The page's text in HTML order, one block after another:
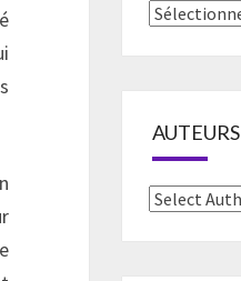
Thèmes
AUTEURS